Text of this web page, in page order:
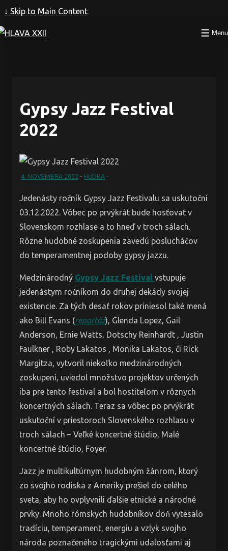
↓ Skip to Main Content
Menu
Gypsy Jazz Festival
2022
4. NOVEMBRA 2022 HUDBA
Jedenásty ročník Gypsy Jazz Festivalu sa uskutoční
03.12.2022. Vôbec po prvýkrát bude hosťovať v
Slovenskom rozhlase a to hneď v troch sálach.
Rôzne hudobné zoskupenia zavedú poslucháčov
do temperamentnej podoby gypsy jazzu.
Medzinárodný Gypsy Jazz Festival vstupuje
jedenástym ročníkom do druhej dekády svojej
existencie. Za tých desať rokov priniesol také mená
ako Bill Evans (reportáž), Glenda Lopez, Gail
Anderson, Ernie Watts, Dotschy Reinhardt , Justin
Faulkner , Roby Lakatos , Monika Lakatos, či Rick
Margitza, vytvoril niekoľko medzinárodných
zoskupení, uviedol množstvo projektov určených
iba pre tento festival a bol hostiteľom v rôznych
koncertných sálach. Teraz sa vôbec po prvýkrát
uskutoční v priestoroch Slovenského rozhlasu v
troch sálach – Veľké koncertné štúdio, Malé
koncertné štúdio, Foyer.
Jazz je multikultúrnym hudobným žánrom, ktorý
zo svojho rodiska z Ameriky prešiel do celého
sveta, aby ho ovplyvnili ďalšie etnické a národné
prvky. Mnoho rómskych hudobníkov doň vytesalo
tradíciu, temperament, energiu a vzlyk svojho
národa poznačeného tragickými udalosťami aj